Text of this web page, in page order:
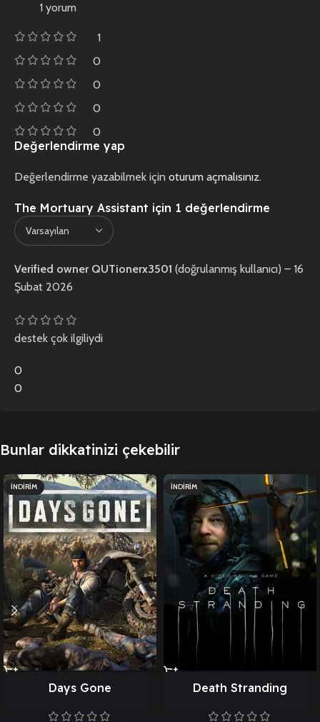
1 yorum
1
0
0
0
0
The Mortuary Assistant için 1 değerlendirme
Verified owner QUTionerx3501 (doğrulanmış kullanıcı) – 16
Şubat 2026
destek çok ilgiliydi
0
0
Değerlendirme yap
Değerlendirme yazabilmek için oturum açmalısınız.
Bunlar dikkatinizi çekebilir
İNDIRIM
Days Gone
İNDIRIM
Death Stranding